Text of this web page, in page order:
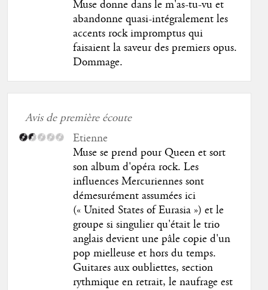
Muse donne dans le m'as-tu-vu et
abandonne quasi-intégralement les
accents rock impromptus qui
faisaient la saveur des premiers opus.
Dommage.
Avis de première écoute
Etienne
Muse se prend pour Queen et sort
son album d'opéra rock. Les
influences Mercuriennes sont
démesurément assumées ici
(« United States of Eurasia ») et le
groupe si singulier qu'était le trio
anglais devient une pâle copie d'un
pop mielleuse et hors du temps.
Guitares aux oubliettes, section
rythmique en retrait, le naufrage est